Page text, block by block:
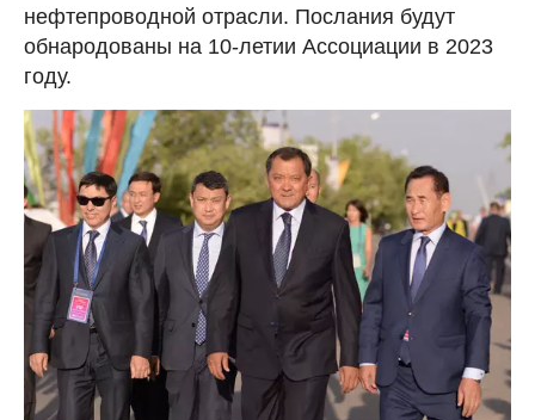
нефтепроводной отрасли. Послания будут
обнародованы на 10-летии Ассоциации в 2023
году.